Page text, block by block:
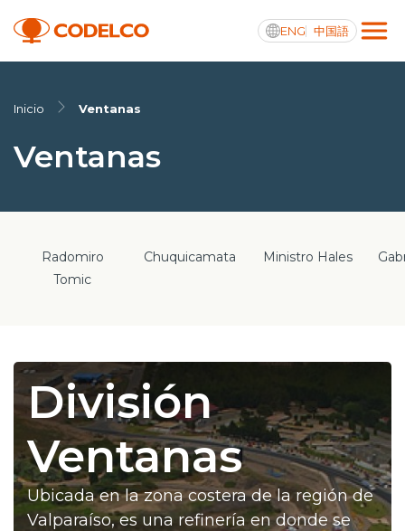
ENG 中国語
Proyectos
Inversionistas
Prensa
Trabaja en Codelco
Transparencia activa
Inicio Ventanas
Ventanas
Radomiro
Tomic
Chuquicamata Ministro Hales
División
Ventanas
Ubicada en la zona costera de la región de
Valparaíso, es una refinería en donde se